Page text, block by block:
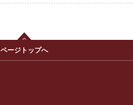
ページトップへ